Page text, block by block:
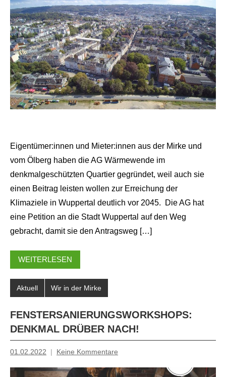
Eigentümer:innen und Mieter:innen aus der Mirke und
vom Ölberg haben die AG Wärmewende im
denkmalgeschützten Quartier gegründet, weil auch sie
einen Beitrag leisten wollen zur Erreichung der
Klimaziele in Wuppertal deutlich vor 2045. Die AG hat
eine Petition an die Stadt Wuppertal auf den Weg
gebracht, damit sie den Antragsweg […]
WEITERLESEN
Aktuell Wir in der Mirke
FENSTERSANIERUNGSWORKSHOPS:
DENKMAL DRÜBER NACH!
01.02.2022
Mosche
Keine Kommentare